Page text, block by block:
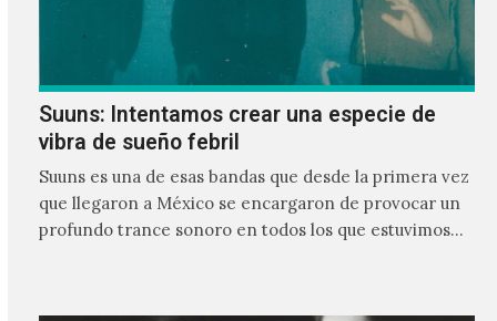
Suuns: Intentamos crear una especie de
vibra de sueño febril
Suuns es una de esas bandas que desde la primera vez
que llegaron a México se encargaron de provocar un
profundo trance sonoro en todos los que estuvimos